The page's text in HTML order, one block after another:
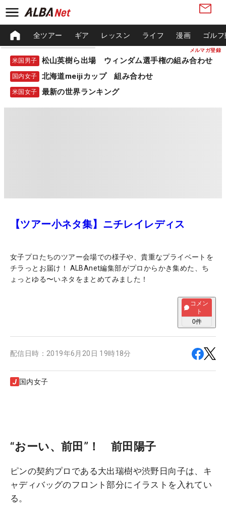
メルマガ登録
全ツアー ギア レッスン ライフ 漫画 ゴル
米国男子 松山英樹ら出場 ウィンダム選手権の組み合わせ
国内女子 北海道meijiカップ 組み合わせ
米国女子 最新の世界ランキング
【ツアー小ネタ集】ニチレイレディス
女子プロたちのツアー会場での様子や、貴重なプライベートを
チラっとお届け！ ALBAnet編集部がプロからかき集めた、ち
ょっとゆる〜いネタをまとめてみました！
コメン
ト
0件
配信日時： 2019年6月20日 19時18分
国内女子
“おーい、前田”！ 前田陽子
ピンの契約プロである大出瑞樹や渋野日向子は、キ
ャディバッグのフロント部分にイラストを入れてい
る。